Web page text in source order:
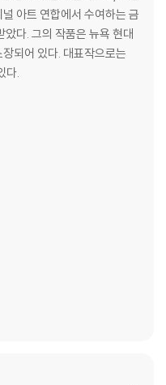
아트 연합에서 수여하는 금
다. 그의 작품은 뉴욕 현대
되어 있다. 대표작으로는
다.